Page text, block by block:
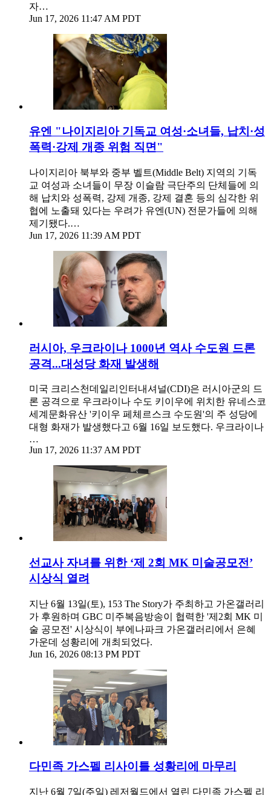
자…
Jun 17, 2026 11:47 AM PDT
유엔 "나이지리아 기독교 여성·소녀들, 납치·성
폭력·강제 개종 위험 직면"
나이지리아 북부와 중부 벨트(Middle Belt) 지역의 기독
교 여성과 소녀들이 무장 이슬람 극단주의 단체들에 의
해 납치와 성폭력, 강제 개종, 강제 결혼 등의 심각한 위
협에 노출돼 있다는 우려가 유엔(UN) 전문가들에 의해
제기됐다.…
Jun 17, 2026 11:39 AM PDT
러시아, 우크라이나 1000년 역사 수도원 드론
공격...대성당 화재 발생해
미국 크리스천데일리인터내셔널(CDI)은 러시아군의 드
론 공격으로 우크라이나 수도 키이우에 위치한 유네스코
세계문화유산 '키이우 페체르스크 수도원'의 주 성당에
대형 화재가 발생했다고 6월 16일 보도했다. 우크라이나
…
Jun 17, 2026 11:37 AM PDT
선교사 자녀를 위한 ‘제 2회 MK 미술공모전’
시상식 열려
지난 6월 13일(토), 153 The Story가 주최하고 가온갤러리
가 후원하며 GBC 미주복음방송이 협력한 '제2회 MK 미
술 공모전' 시상식이 부에나파크 가온갤러리에서 은혜
가운데 성황리에 개최되었다.
Jun 16, 2026 08:13 PM PDT
다민족 가스펠 리사이틀 성황리에 마무리
지난 6월 7일(주일) 레저월드에서 열린 다민족 가스펠 리